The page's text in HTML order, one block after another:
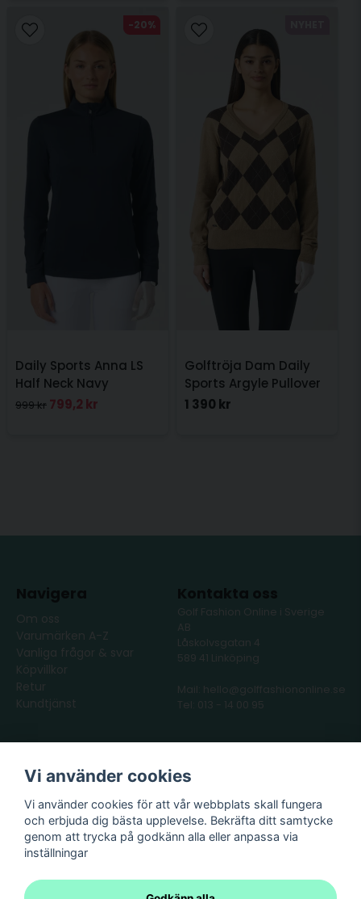
Daily Sports Anna LS
Half Neck Navy
999 kr 799,2 kr
-20%
Golftröja Dam Daily
Sports Argyle Pullover
Beige
1 390 kr
Om oss
Varumärken A-Z
Vanliga frågor & svar
Köpvillkor
Retur
Kundtjänst
Golf Fashion Online i Sverige
AB
Låskolvsgatan 4
589 41 Linköping
Mail: hello@golffashiononline.se
Tel: 013 - 14 00 95
Facebook
Instagram
Vi använder cookies
Vi använder cookies för att vår webbplats skall fungera
och erbjuda dig bästa upplevelse. Bekräfta ditt samtycke
genom att trycka på godkänn alla eller anpassa via
inställningar